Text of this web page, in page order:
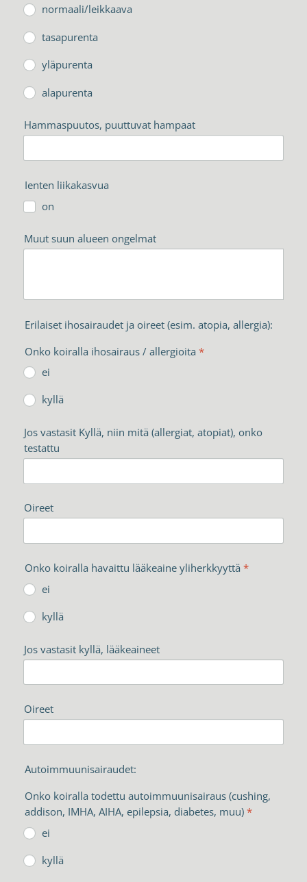
normaali/leikkaava
tasapurenta
yläpurenta
alapurenta
Hammaspuutos, puuttuvat hampaat
Ienten liikakasvua
on
Muut suun alueen ongelmat
Erilaiset ihosairaudet ja oireet (esim. atopia, allergia):
Onko koiralla ihosairaus / allergioita *
ei
kyllä
Jos vastasit Kyllä, niin mitä (allergiat, atopiat), onko
testattu
Oireet
Onko koiralla havaittu lääkeaine yliherkkyyttä *
ei
kyllä
Jos vastasit kyllä, lääkeaineet
Oireet
Autoimmuunisairaudet:
Onko koiralla todettu autoimmuunisairaus (cushing,
addison, IMHA, AIHA, epilepsia, diabetes, muu)*
ei
kyllä